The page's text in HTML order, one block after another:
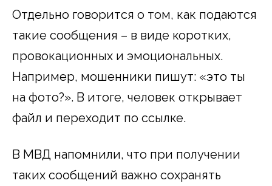
Отдельно говорится о том, как подаются
такие сообщения – в виде коротких,
провокационных и эмоциональных.
Например, мошенники пишут: «это ты
на фото?». В итоге, человек открывает
файл и переходит по ссылке.
В МВД напомнили, что при получении
таких сообщений важно сохранять